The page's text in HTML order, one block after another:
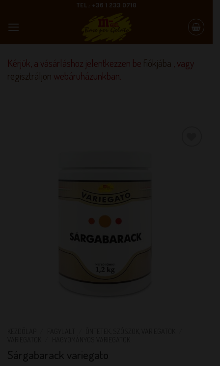
content
TEL.: +36 1 233 0710
Kérjük, a vásárláshoz jelentkezzen be fiókjába , vagy
regisztráljon webáruházunkban.
Sárgabarack variegato